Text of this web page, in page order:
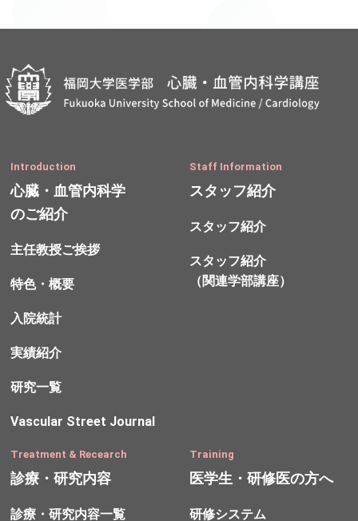
Introduction
心臓・血管内科学
のご紹介
主任教授ご挨拶
特色・概要
入院統計
実績紹介
研究一覧
Vascular Street Journal
Staff Information
スタッフ紹介
スタッフ紹介
スタッフ紹介
（関連学部講座）
Treatment & Recearch
診療・研究内容
診療・研究内容一覧
Training
医学生・研修医の方へ
研修システム